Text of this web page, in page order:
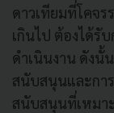
ดาวเทียมที่โคจร
เกินไป ต้องได้รั
ดำเนินงาน ดังนั้
สนับสนุนและกา
สนับสนุนที่เหมา